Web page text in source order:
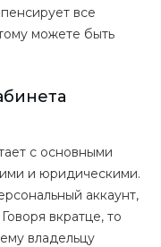
все
можете быть
с основными
и юридическими.
аккаунт,
вкратце, то
владельцу